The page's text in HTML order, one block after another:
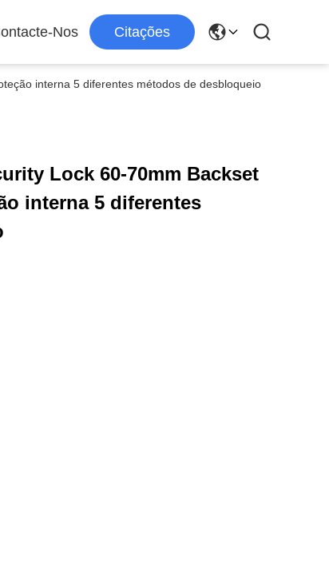
Nos Citações
interna 5 diferentes métodos de desbloqueio
Lock 60-70mm Backset
interna 5 diferentes